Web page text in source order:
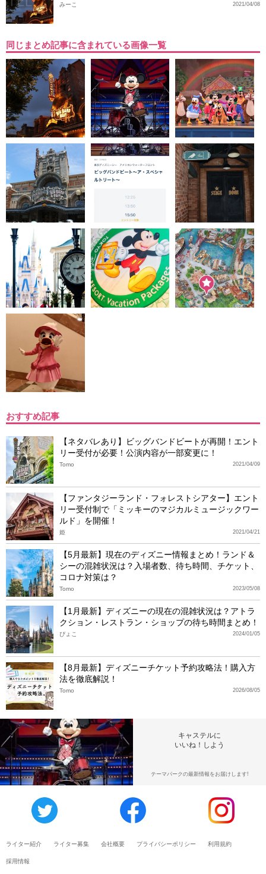
2021/04/08
みーこ
同じまとめ記事に含まれている画像一覧
おすすめ記事
【ネタバレあり】ビッグバンドビートが再開！エント
リー受付が必要！公演内容が一部変更に！
2021/04/09
Tomo
【ファンタジーランド・フォレストシアター】エント
リー受付制で「ミッキーのマジカルミュージックワー
ルド」を開催！
2021/04/21
姫
【5月最新】現在のディズニー情報まとめ！ランド＆
シーの混雑状況は？入場者数、待ち時間、チケット、
コロナ対策は？
2023/05/08
Tomo
【1月最新】ディズニーの現在の混雑状況は？アトラ
クション・レストラン・ショップの待ち時間まとめ！
2024/01/05
ぴょこ
【8月最新】ディズニーチケット予約攻略法！購入方
法を徹底解説！
2026/08/05
Tomo
キャステルに
いいね！しよう
テーマパークの最新情報をお届けします!
ライター紹介 ライター募集 会社概要 プライバシーポリシー 利用規約
採用情報